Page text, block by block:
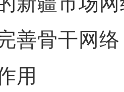
骨干网络
用